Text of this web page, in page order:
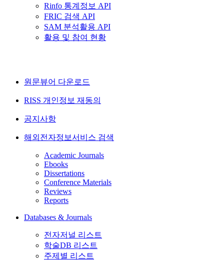
Rinfo 통계정보 API
FRIC 검색 API
SAM 분석활용 API
활용 및 참여 현황
원문뷰어 다운로드
RISS 개인정보 재동의
공지사항
해외전자정보서비스 검색
Academic Journals
Ebooks
Dissertations
Conference Materials
Reviews
Reports
Databases & Journals
전자저널 리스트
학술DB 리스트
주제별 리스트